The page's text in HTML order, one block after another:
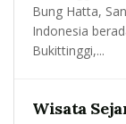
Bung Hatta,
Indonesia
Bukittinggi,...
Wisata